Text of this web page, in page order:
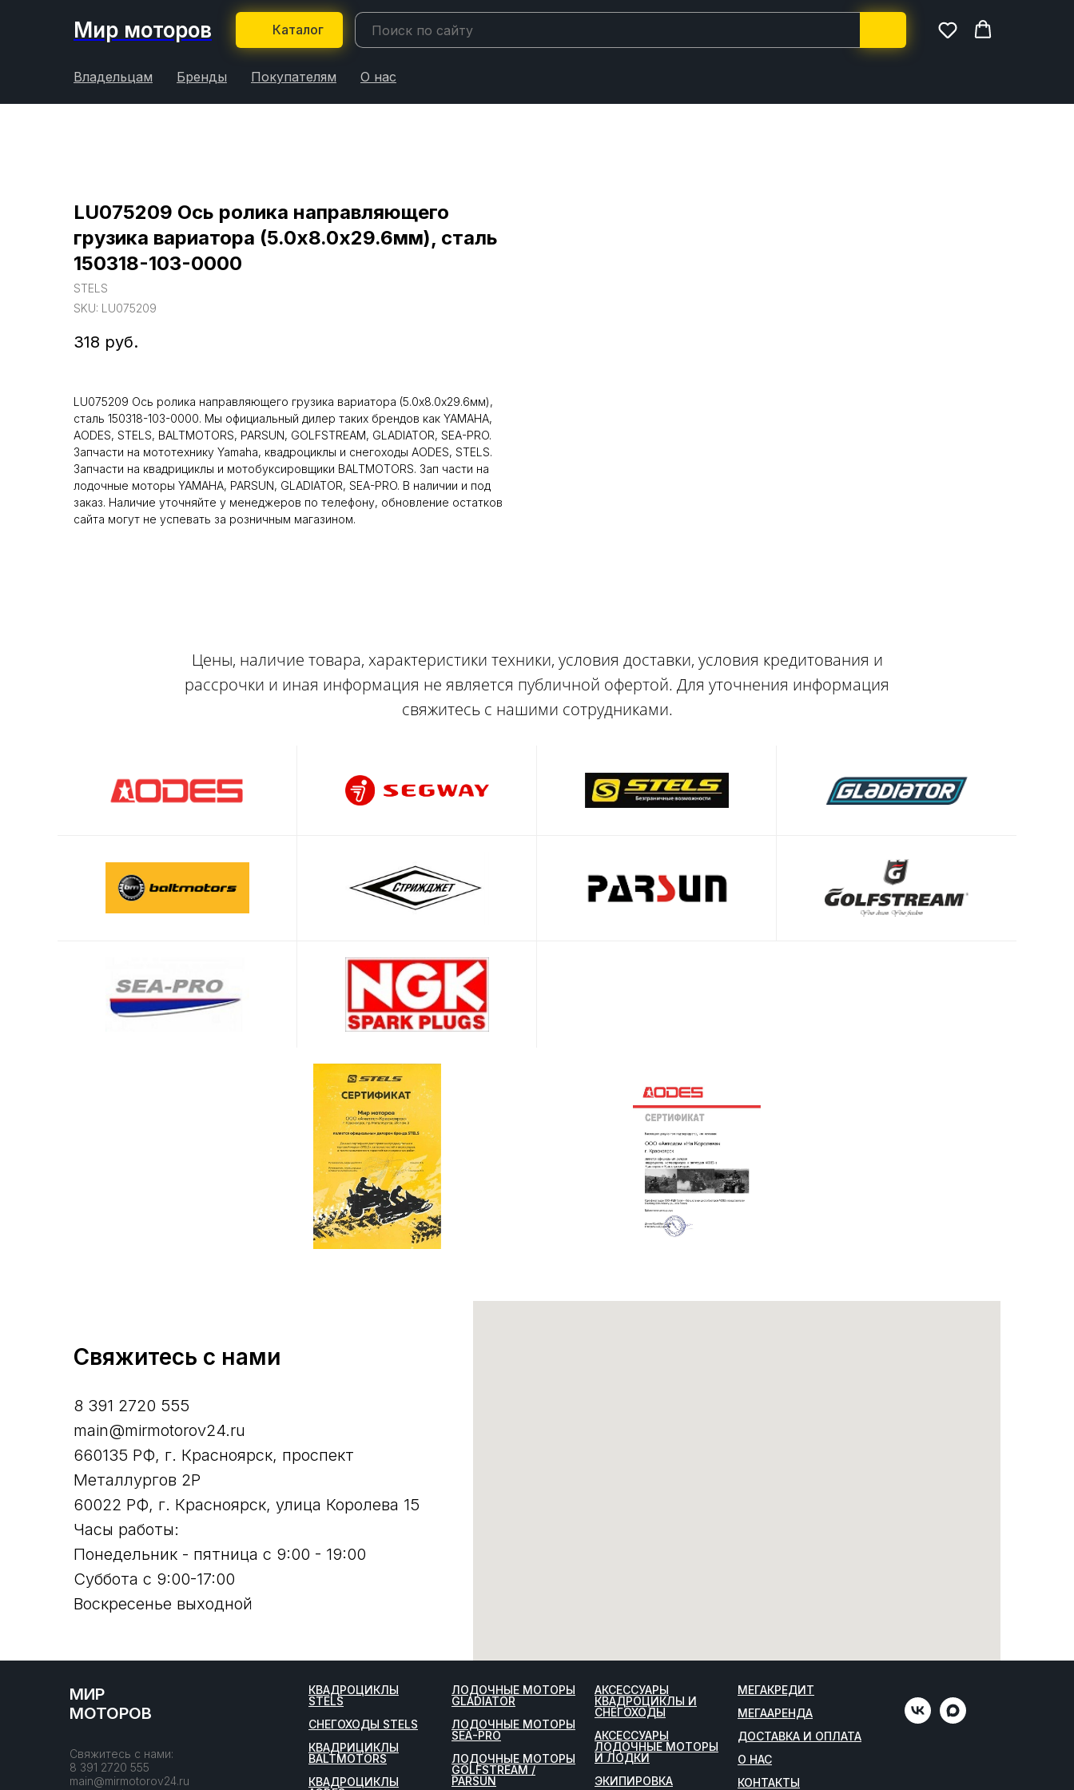
Мир моторов Каталог
Владельцам Бренды Покупателям О нас
LU075209 Ось ролика направляющего
грузика вариатора (5.0х8.0х29.6мм), сталь
150318-103-0000
STELS
SKU: LU075209
318 руб.
LU075209 Ось ролика направляющего грузика вариатора (5.0х8.0х29.6мм),
сталь 150318-103-0000. Мы официальный дилер таких брендов как YAMAHA,
AODES, STELS, BALTMOTORS, PARSUN, GOLFSTREAM, GLADIATOR, SEA-PRO.
Запчасти на мототехнику Yamaha, квадроциклы и снегоходы AODES, STELS.
Запчасти на квадрициклы и мотобуксировщики BALTMOTORS. Зап части на
лодочные моторы YAMAHA, PARSUN, GLADIATOR, SEA-PRO. В наличии и под
заказ. Наличие уточняйте у менеджеров по телефону, обновление остатков
сайта могут не успевать за розничным магазином.
Цены, наличие товара, характеристики техники, условия доставки, условия кредитования и
рассрочки и иная информация не является публичной офертой. Для уточнения информация
свяжитесь с нашими сотрудниками.
Свяжитесь с нами
8 391 2720 555
main@mirmotorov24.ru
660135 РФ, г. Красноярск, проспект
Металлургов 2Р
60022 РФ, г. Красноярск, улица Королева 15
Часы работы:
Понедельник - пятница с 9:00 - 19:00
Суббота с 9:00-17:00
Воскресенье выходной
МИР
МОТОРОВ
Свяжитесь с нами:
8 391 2720 555
main@mirmotorov24.ru
КВАДРОЦИКЛЫ
STELS
СНЕГОХОДЫ STELS
КВАДРИЦИКЛЫ
BALTMOTORS
КВАДРОЦИКЛЫ
ЛОДОЧНЫЕ МОТОРЫ
GLADIATOR
ЛОДОЧНЫЕ МОТОРЫ
SEA-PRO
ЛОДОЧНЫЕ МОТОРЫ
GOLFSTREAM /
PARSUN
АКСЕССУАРЫ
КВАДРОЦИКЛЫ И
СНЕГОХОДЫ
АКСЕССУАРЫ
ЛОДОЧНЫЕ МОТОРЫ
И ЛОДКИ
ЭКИПИРОВКА
МЕГАКРЕДИТ
МЕГААРЕНДА
ДОСТАВКА И ОПЛАТА
О НАС
КОНТАКТЫ